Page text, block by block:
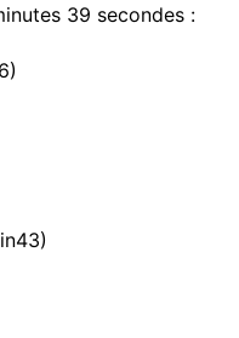
39 secondes :